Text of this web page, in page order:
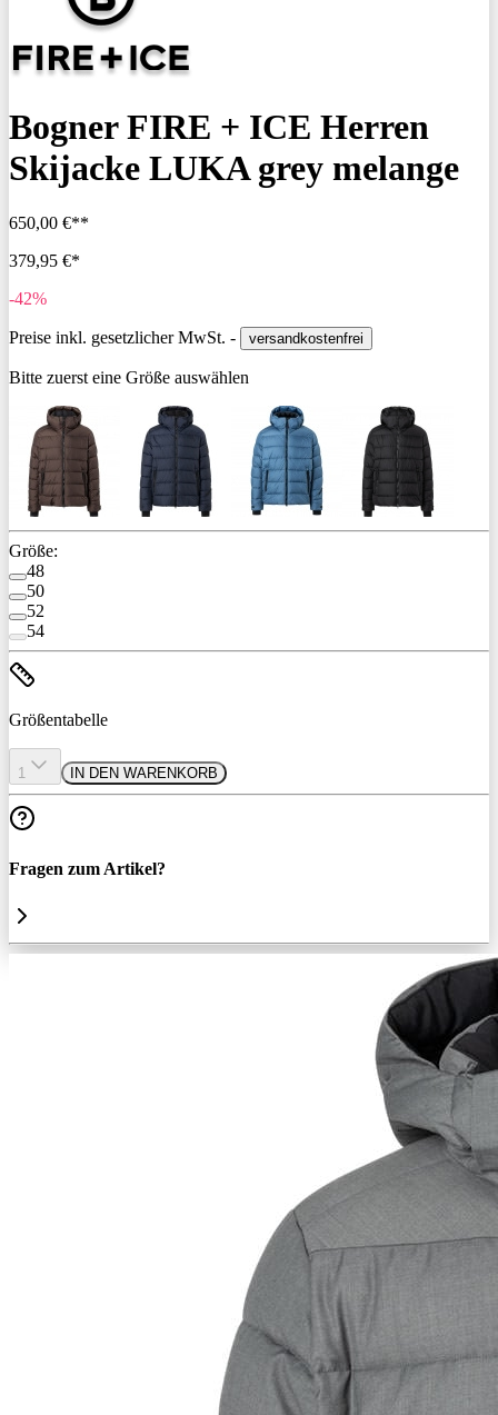
Bogner FIRE + ICE Herren
Skijacke LUKA grey melange
650,00 €**
379,95 €*
-42%
Preise inkl. gesetzlicher MwSt. - versandkostenfrei
Bitte zuerst eine Größe auswählen
Größe:
48
50
52
54
Größentabelle
1 IN DEN WARENKORB
Fragen zum Artikel?